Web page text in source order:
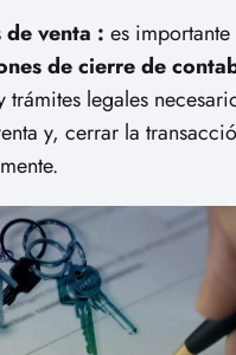
de venta : es
de cierre de
trámites legales
y, cerrar la